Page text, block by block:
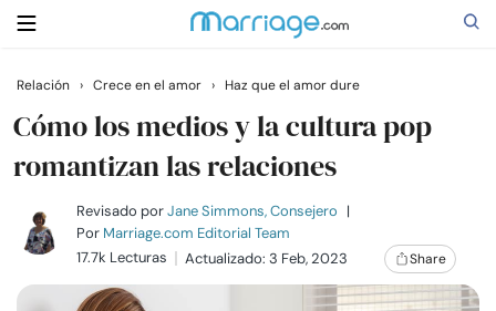
Buscar
Casarse
Relaciones
Relación › Crece en el amor › Haz que el amor dure
Cómo los medios y la cultura pop
romantizan las relaciones
Revisado porJane Simmons, Consejero |
Por Marriage.com Editorial Team
17.7k Lecturas
Actualizado: 3 Feb, 2023 Share